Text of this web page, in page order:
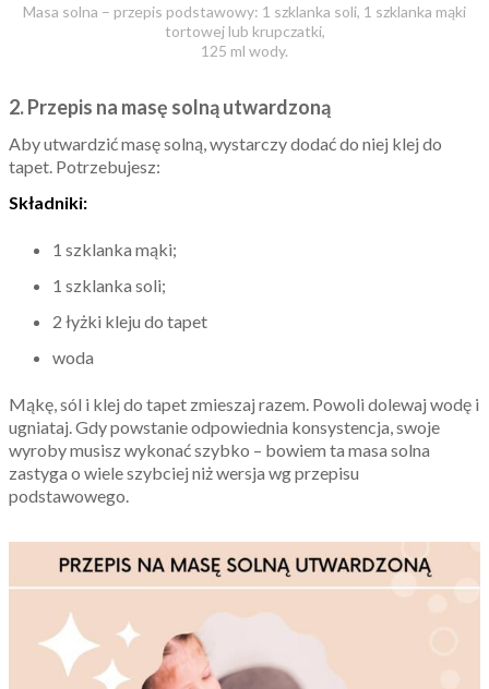
Masa solna – przepis podstawowy: 1 szklanka soli, 1 szklanka mąki
tortowej lub krupczatki,
125 ml wody.
2. Przepis na masę solną utwardzoną
Aby utwardzić masę solną, wystarczy dodać do niej klej do
tapet. Potrzebujesz:
Składniki:
1 szklanka mąki;
1 szklanka soli;
2 łyżki kleju do tapet
woda
Mąkę, sól i klej do tapet zmieszaj razem. Powoli dolewaj wodę i
ugniataj. Gdy powstanie odpowiednia konsystencja, swoje
wyroby musisz wykonać szybko – bowiem ta masa solna
zastyga o wiele szybciej niż wersja wg przepisu
podstawowego.